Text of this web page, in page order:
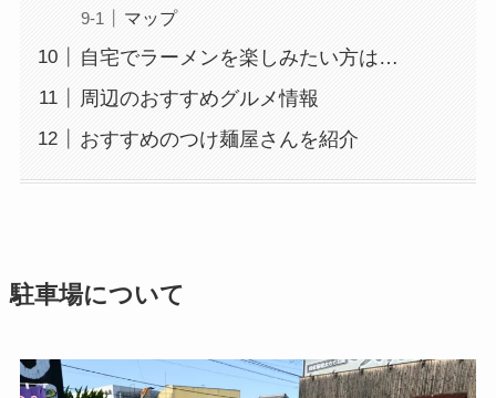
マップ
自宅でラーメンを楽しみたい方は…
周辺のおすすめグルメ情報
おすすめのつけ麺屋さんを紹介
駐車場について